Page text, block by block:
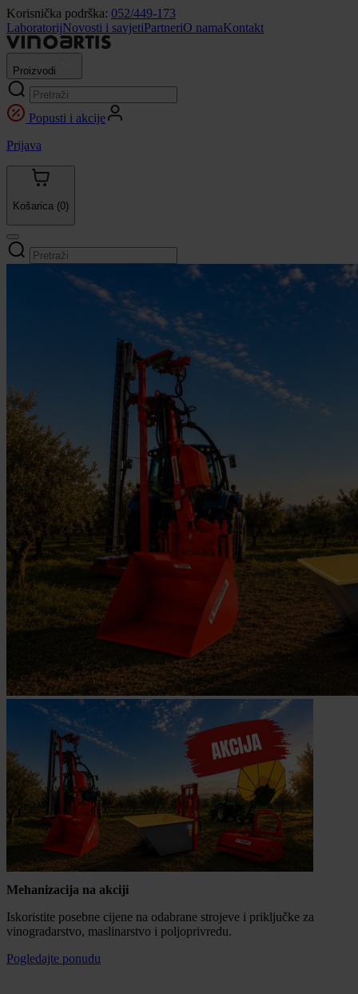
Korisnička podrška: 052/449-173
LaboratorijNovosti i savjetiPartneriO namaKontakt
Proizvodi
Popusti i akcije
Prijava
Košarica (0)
Mehanizacija na akciji
Iskoristite posebne cijene na odabrane strojeve i priključke za
vinogradarstvo, maslinarstvo i poljoprivredu.
Pogledajte ponudu